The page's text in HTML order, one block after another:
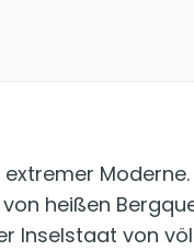
Moderne.
heißen
Inselstaat von